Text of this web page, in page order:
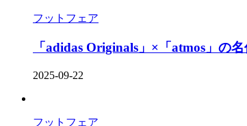
フットフェア
「adidas Originals」×「atmos」の
2025-09-22
フットフェア